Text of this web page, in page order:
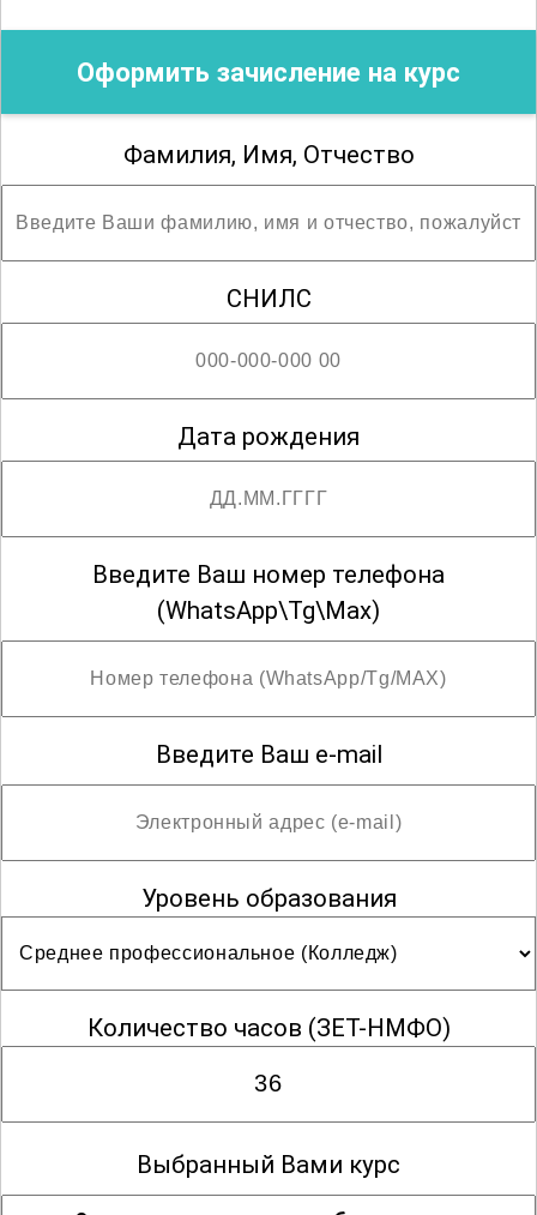
Операционное дело
Организация сестринского дела
Реабилитационное сестринское дело
Сестринское дело
Сестринское дело в педиатрии
Физиотерапия
Оформить зачисление на курс
Фамилия, Имя, Отчество
СНИЛС
Дата рождения
Введите Ваш номер телефона
(WhatsApp\Tg\Max)
Введите Ваш e-mail
Уровень образования
Количество часов (ЗЕТ-НМФО)
Выбранный Вами курс